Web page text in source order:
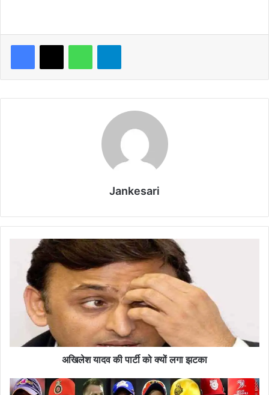
Jankesari
पा
क्यों
अखिलेश यादव की पार्टी को क्यों लगा झटका
I